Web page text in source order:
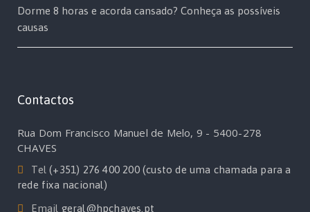
Dorme 8 horas e acorda cansado? Conheça as possíveis
causas
Contactos
Rua Dom Francisco Manuel de Melo, 9 - 5400-278
CHAVES
Tel(+351) 276 400 200 (custo de uma chamada para a
rede fixa nacional)
Email geral@hpchaves.pt